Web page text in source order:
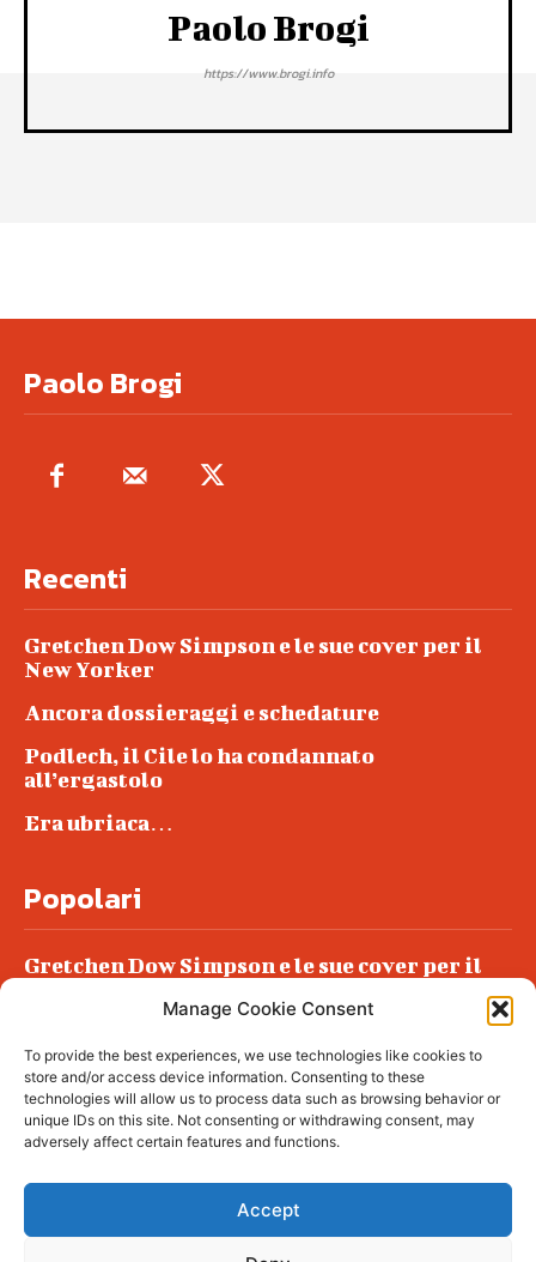
Manage Cookie Consent
To provide the best experiences, we use technologies like cookies to
store and/or access device information. Consenting to these
technologies will allow us to process data such as browsing behavior or
unique IDs on this site. Not consenting or withdrawing consent, may
adversely affect certain features and functions.
Accept
Paolo Brogi
https://www.brogi.info
Paolo Brogi
Recenti
Gretchen Dow Simpson e le sue cover per il
New Yorker
Ancora dossieraggi e schedature
Podlech, il Cile lo ha condannato
all’ergastolo
Era ubriaca…
Popolari
Gretchen Dow Simpson e le sue cover per il
Podlech, il Cile lo ha condannato
all’ergastolo
Era ubriaca…